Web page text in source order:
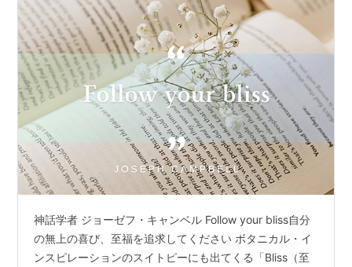
神話学者 ジョーゼフ・キャンベル Follow your bliss自分
の無上の喜び、至福を追求してください ボタニカル・イ
ンスピレーションのスイトピーにも出てくる「Bliss（至